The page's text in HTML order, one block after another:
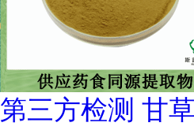
第三方检测 甘